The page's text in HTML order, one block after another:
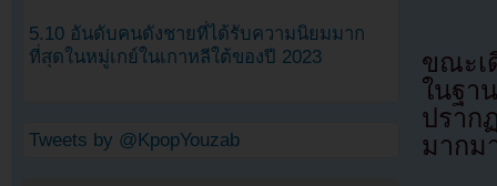
ขณะเ
ในฐา
ปราก
มากม
5.10 อันดับคนดังชายที่ได้รับความนิยมมาก
ที่สุดในหมู่เกย์ในเกาหลีใต้ของปี 2023
Tweets by @KpopYouzab